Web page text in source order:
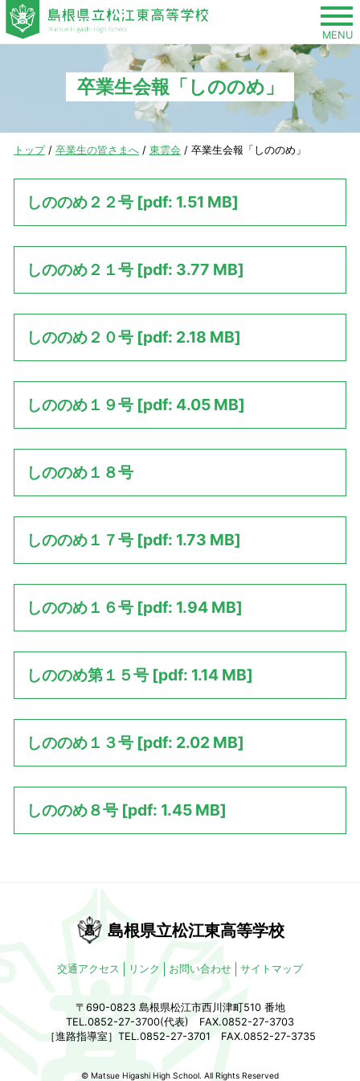
このページの本文へ
MENU
卒業生会報「しののめ」
現
置：
トップ/ 卒業生の皆さまへ / 東雲会 / 卒業生会報「しののめ」
しののめ２２号 [pdf: 1.51 MB]
しののめ２１号 [pdf: 3.77 MB]
しののめ２０号 [pdf: 2.18 MB]
しののめ１９号 [pdf: 4.05 MB]
しののめ１８号
しののめ１７号 [pdf: 1.73 MB]
しののめ１６号 [pdf: 1.94 MB]
しののめ第１５号 [pdf: 1.14 MB]
しののめ１３号 [pdf: 2.02 MB]
しののめ８号 [pdf: 1.45 MB]
島根県立松江東高等学校
交通アクセス リンク お問い合わせ サイトマップ
〒690-0823 島根県松江市西川津町510 番地
TEL.0852-27-3700(代表) FAX.0852-27-3703
［進路指導室］TEL.0852-27-3701 FAX.0852-27-3735
© Matsue Higashi High School. All Rights Reserved